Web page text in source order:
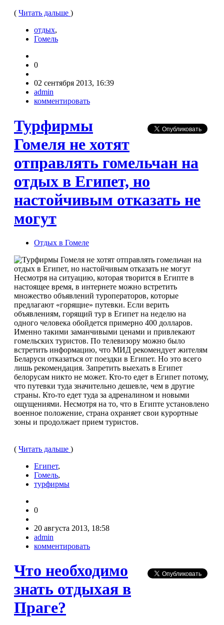
( Читать дальше )
отдых,
Гомель
0
02 сентября 2013, 16:39
admin
комментировать
Турфирмы
Гомеля не хотят
отправлять гомельчан на
отдых в Египет, но
настойчивым отказать не
могут
Отдых в Гомеле
Несмотря на ситуацию, которая творится в Египте в
настоящее время, в интернете можно встретить
множество объявлений туроператоров, которые
предлагают «горящие» путевки. Если верить
объявлениям, горящий тур в Египет на неделю на
одного человека обойдется примерно 400 долларов.
Именно такими заманчивыми ценами и привлекают
гомельских туристов. По телевизору можно было
встретить информацию, что МИД рекомендует жителям
Беларуси отказаться от поездки в Египет. Но это всего
лишь рекомендация. Запретить выехать в Египет
белорусам никто не может. Кто-то едет в Египет потому,
что путевки туда значительно дешевле, чем в другие
страны. Кто-то едет туда за адреналином и новыми
ощущениями. Несмотря на то, что в Египте установлено
военное положение, страна охраняет свои курортные
зоны и продолжает прием туристов.
( Читать дальше )
Египет,
Гомель,
турфирмы
0
20 августа 2013, 18:58
admin
комментировать
Что необходимо
знать отдыхая в
Праге?